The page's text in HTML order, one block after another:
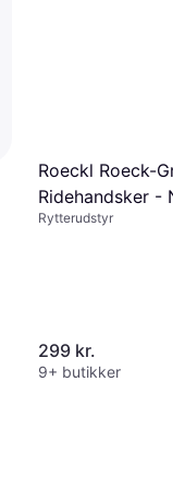
Roeckl Roeck-
Ridehandsker -
Rytterudstyr
299 kr.
9+ butikker